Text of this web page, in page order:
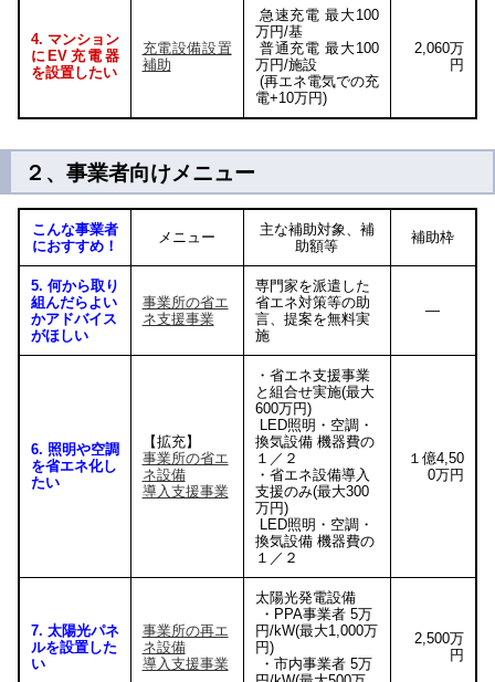
4. マンション
にEV充電器
を設置したい
充電設備設置
補助
急速充電 最大100
万円/基
普通充電 最大100
万円/施設
(再エネ電気での充
電+10万円)
2,060万
円
２、事業者向けメニュー
こんな事業者
におすすめ！
メニュー
主な補助対象、補
助額等
補助枠
5. 何から取り
組んだらよい
かアドバイス
がほしい
事業所の省エ
ネ支援事業
専門家を派遣した
省エネ対策等の助
言、提案を無料実
施
―
6. 照明や空調
を省エネ化し
たい
【拡充】
事業所の省エ
ネ設備
導入支援事業
・省エネ支援事業
と組合せ実施(最大
600万円)
LED照明・空調・
換気設備 機器費の
１／２
・省エネ設備導入
支援のみ(最大300
万円)
LED照明・空調・
換気設備 機器費の
１／２
１億4,50
0万円
7. 太陽光パネ
ルを設置した
い
事業所の再エ
ネ設備
導入支援事業
太陽光発電設備
・PPA事業者 5万
円/kW(最大1,000万
円)
・市内事業者 5万
2,500万
円